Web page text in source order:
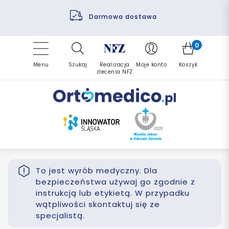
Darmowa dostawa
Pomoc fizjoterapeuty
Finansowanie PFRON
Refundacja NFZ
Zrealizuj zlecenie ponownie
Menu Szukaj
Realizacja
zlecenia NFZ
Moje konto
0
Koszyk
To jest wyrób medyczny. Dla
bezpieczeństwa używaj go zgodnie z
instrukcją lub etykietą. W przypadku
wątpliwości skontaktuj się ze
specjalistą.